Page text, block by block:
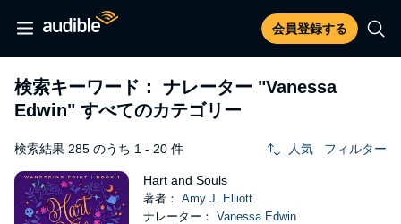
会員登録する
検索キーワード： ナレーター "Vanessa
Edwin" すべてのカテゴリー
検索結果 285 のうち 1 - 20 件 人気 フィルター
Hart and Souls
著者： Amy J. Elliott
ナレーター： Vanessa Edwin